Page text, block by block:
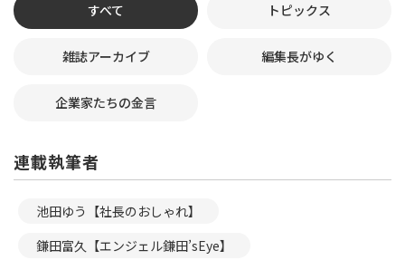
すべて トピックス
雑誌アーカイブ 編集長がゆく
企業家たちの金言
連載執筆者
池田ゆう【社長のおしゃれ】
鎌田富久【エンジェル鎌田’sEye】